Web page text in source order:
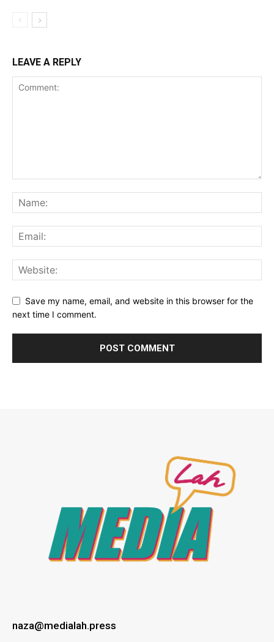
LEAVE A REPLY
Save my name, email, and website in this browser for the
next time I comment.
naza@medialah.press